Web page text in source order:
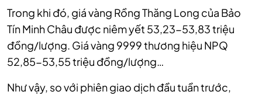
Trong khi đó, giá vàng Rồng Thăng Long của Bảo
Tín Minh Châu được niêm yết 53,23-53,83 triệu
đồng/lượng. Giá vàng 9999 thương hiệu NPQ
52,85-53,55 triệu đồng/lượng…
Như vậy, so với phiên giao dịch đầu tuần trước,